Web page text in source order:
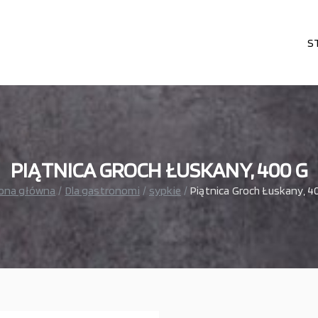
PIĄTNICA GROCH ŁUSKANY, 400 G
główna Dla gastronomi sypkie Piątnica Groch Łuskany,